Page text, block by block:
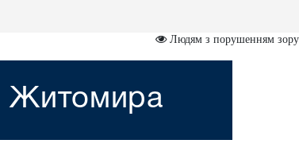
Людям з порушенням зору
Житомира